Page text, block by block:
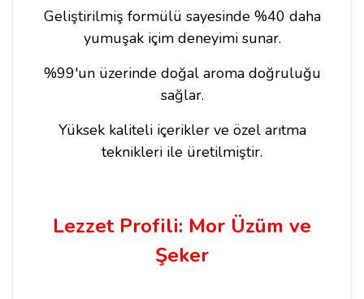
Geliştirilmiş formülü sayesinde %40 daha
yumuşak içim deneyimi sunar.
%99'un üzerinde doğal aroma doğruluğu
sağlar.
Yüksek kaliteli içerikler ve özel arıtma
teknikleri ile üretilmiştir.
Lezzet Profili: Mor Üzüm ve
Şeker